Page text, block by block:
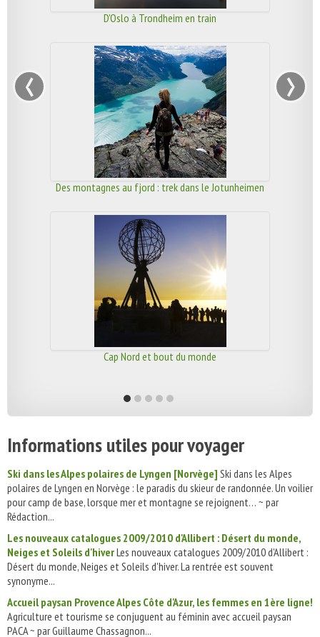
D'Oslo à Trondheim en train
Des montagnes au fjord : trek dans le Jotunheimen
Cap Nord et bout du monde
‹ ›
Informations utiles pour voyager
Ski dans les Alpes polaires de Lyngen [Norvège] Ski dans les Alpes
polaires de Lyngen en Norvège : le paradis du skieur de randonnée. Un voilier
pour camp de base, lorsque mer et montagne se rejoignent… ~ par
Rédaction...
Les nouveaux catalogues 2009/2010 d'Allibert : Désert du monde,
Neiges et Soleils d'hiverLes nouveaux catalogues 2009/2010 d'Allibert :
Désert du monde, Neiges et Soleils d'hiver. La rentrée est souvent
synonyme...
Accueil paysan Provence Alpes Côte d'Azur, les femmes en 1ère ligne!
Agriculture et tourisme se conjuguent au féminin avec accueil paysan
PACA ~ par Guillaume Chassagnon...